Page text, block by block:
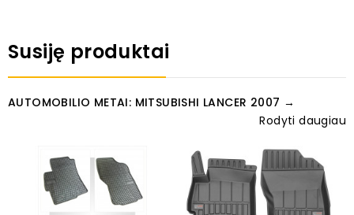
Susiję produktai
AUTOMOBILIO METAI: MITSUBISHI LANCER 2007 →
Rodyti daugiau